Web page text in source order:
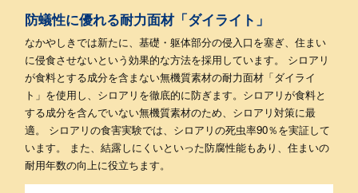
防蟻性に優れる耐力面材「ダイライト」
なかやしきでは新たに、基礎・躯体部分の侵入口を塞ぎ、住まい
に侵食させないという効果的な方法を採用しています。 シロアリ
が食料とする成分を含まない無機質素材の耐力面材「ダイライ
ト」を使用し、シロアリを徹底的に防ぎます。シロアリが食料と
する成分を含んでいない無機質素材のため、シロアリ対策に最
適。 シロアリの食害実験では、シロアリの死虫率90％を実証して
います。 また、結露しにくいといった防腐性能もあり、住まいの
耐用年数の向上に役立ちます。